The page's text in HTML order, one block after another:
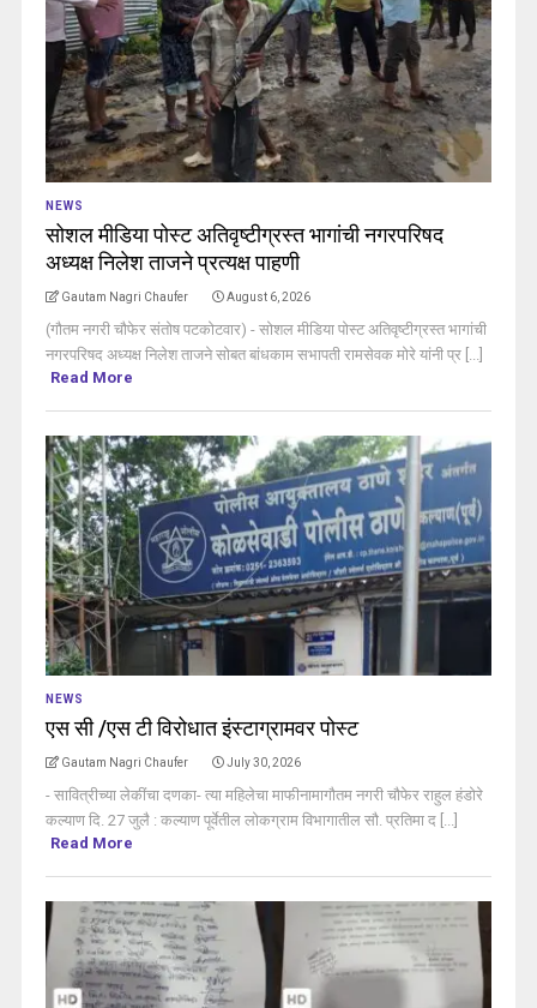
NEWS
सोशल मीडिया पोस्ट अतिवृष्टीग्रस्त भागांची नगरपरिषद
अध्यक्ष निलेश ताजने प्रत्यक्ष पाहणी
Gautam Nagri Chaufer August 6, 2026
(गौतम नगरी चौफेर संतोष पटकोटवार) - सोशल मीडिया पोस्ट अतिवृष्टीग्रस्त भागांची
नगरपरिषद अध्यक्ष निलेश ताजने सोबत बांधकाम सभापती रामसेवक मोरे यांनी प्र [...]
Read More
NEWS
एस सी /एस टी विरोधात इंस्टाग्रामवर पोस्ट
Gautam Nagri Chaufer July 30, 2026
- सावित्रीच्या लेकींचा दणका- त्या महिलेचा माफीनामागौतम नगरी चौफेर राहुल हंडोरे
कल्याण दि. 27 जुलै : कल्याण पूर्वेतील लोकग्राम विभागातील सौ. प्रतिमा द [...]
Read More